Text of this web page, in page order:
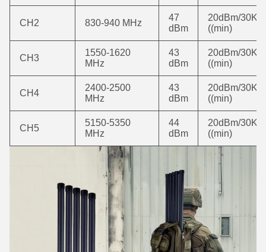
CH2 830-940 MHz
47
dBm
20dBm/
((min)
CH3
1550-1620
MHz
43
dBm
20dBm/
((min)
CH4
2400-2500
MHz
43
dBm
20dBm/
((min)
CH5
5150-5350
MHz
44
dBm
20dBm/
((min)